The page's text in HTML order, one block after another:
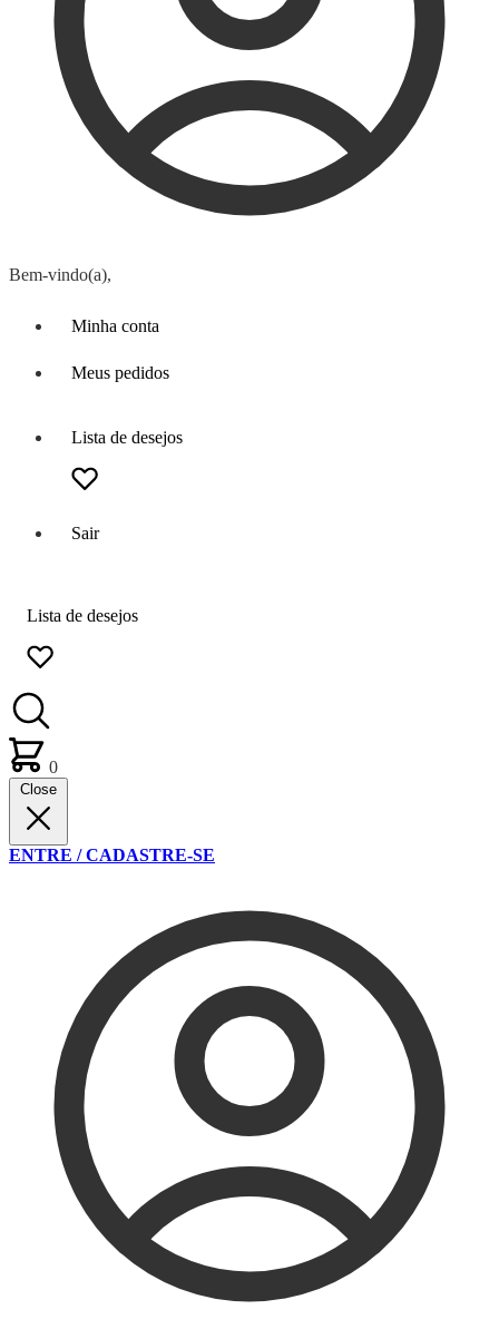
Bem-vindo(a),
Minha conta
Meus pedidos
Lista de desejos
Sair
Lista de desejos
0
Close
ENTRE / CADASTRE-SE